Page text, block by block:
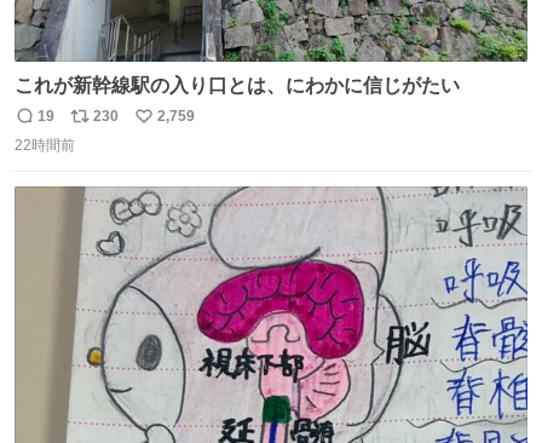
これが新幹線駅の入り口とは、にわかに信じがたい
返
信
19
リ
ポ
ト
230
い
数
2,759
22時間前